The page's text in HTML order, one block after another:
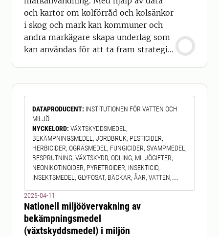
och kartor om kolförråd och kolsänkor
i skog och mark kan kommuner och
andra markägare skapa underlag som
kan användas för att ta fram strategier
Kartorna är tillgängliga i rasterformat
(geotif) med en upplösning på 10 × 10
m.DATAPRODUCENT: INSTITUTIONEN FÖR VATTEN OCH
MILJÖ
NYCKELORD: VÄXTSKYDDSMEDEL,
BEKÄMPNINGSMEDEL, JORDBRUK, PESTICIDER,
HERBICIDER, OGRÄSMEDEL, FUNGICIDER, SVAMPMEDEL,
BESPRUTNING, VÄXTSKYDD, ODLING, MILJÖGIFTER,
NEONIKOTINOIDER, PYRETROIDER, INSEKTICID,
INSEKTSMEDEL, GLYFOSAT, BÄCKAR, ÅAR, VATTEN,
2025-04-11
Nationell miljöövervakning av
bekämpningsmedel
(växtskyddsmedel) i miljön